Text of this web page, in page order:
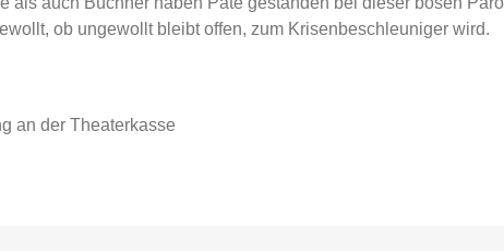
ob ungewollt bleibt offen, zum Krisenbeschleuniger wird.
an der Theaterkasse